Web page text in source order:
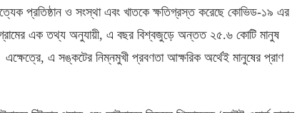
প্রতিষ্ঠান ও সংস্থা এবং খাতকে ক্ষতিগ্রস্ত করেছে কোভিড-১৯ এর
এক তথ্য অনুযায়ী, এ বছর বিশ্বজুড়ে অন্তত ২৫.৬ কোটি মানুষ
এ সঙ্কটের নিম্নমুখী প্রবণতা আক্ষরিক অর্থেই মানুষের প্রাণ